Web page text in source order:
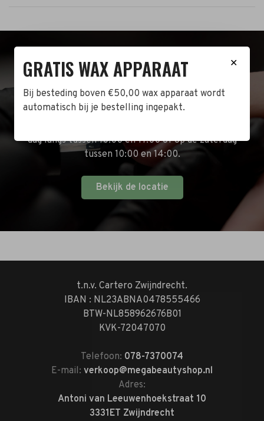
BEZOEK DE WINKEL!
Naast de online shop hebben wij ook een fysieke
winkel in Zwijndrecht! Het adres is: Antoni van
dag langs tussen 10:00 en 17:00 of op de zaterdag
tussen 10:00 en 14:00.
Bekijk de locatie
t.n.v. Cartero Zwijndrecht.
IBAN : NL23ABNA0478555466
BTW-NL858962676B01
KVK-72047070
Telefoon: 078-7370074
E-mail: verkoop@megabeautyshop.nl
Adres:
Antoni van Leeuwenhoekstraat 10
3331ET Zwijndrecht
✕
GRATIS WAX APPARAAT
Bij besteding boven €50,00 wax apparaat wordt
automatisch bij je bestelling ingepakt.